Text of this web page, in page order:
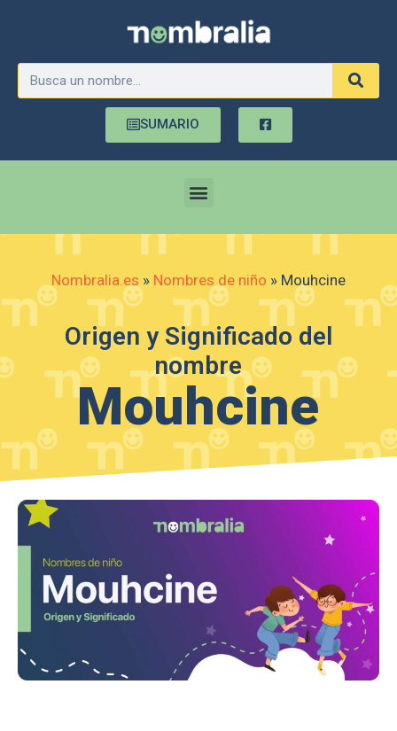
SUMARIO
Nombralia.es » Nombres de niño » Mouhcine
Origen y Significado del
nombre
Mouhcine